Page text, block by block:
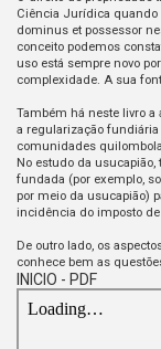
Ciência Jurídica
dominus et possessor
conceito podemos
uso está sempre novo
complexidade. A sua
Também há neste livro
a regularização fundiária
comunidades
No estudo da
fundada (por exemplo,
por meio da usucapião)
incidência do imposto
De outro lado, os
conhece bem as
INICIO - PDF